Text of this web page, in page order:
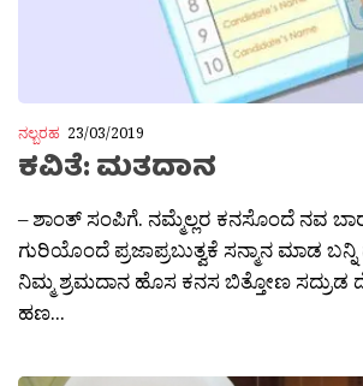
ನಲ್ಬರಹ 23/03/2019
ಕವಿತೆ: ಮತದಾನ
– ಶಾಂತ್ ಸಂಪಿಗೆ. ನಮ್ಮೆಲ್ಲರ ಕನಸೊಂದೆ ನವ
ಗುರಿಯೊಂದೆ ಪ್ರಜಾಪ್ರಬುತ್ವಕೆ ಸನ್ಮಾನ ಮಾಡ
ನಿಮ್ಮ ಶ್ರಮದಾನ ಹೊಸ ಕನಸ ಬಿತ್ತೋಣ ಸದ್ರುಡ
ಹಣ...